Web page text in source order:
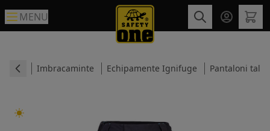
MENU
Imbracaminte Echipamente Ignifuge Pantaloni